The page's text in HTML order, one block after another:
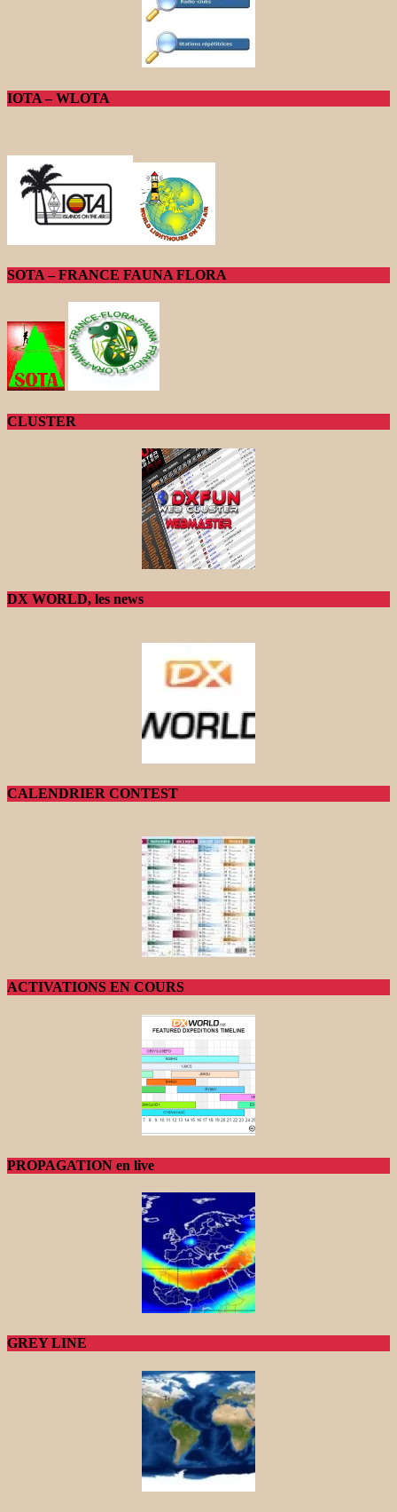
IOTA – WLOTA
SOTA – FRANCE FAUNA FLORA
CLUSTER
DX WORLD, les news
CALENDRIER CONTEST
ACTIVATIONS EN COURS
PROPAGATION en live
GREY LINE